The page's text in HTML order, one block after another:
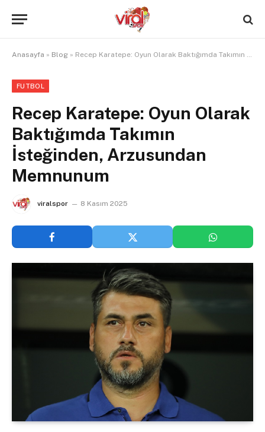
Anasayfa » Blog » Recep Karatepe: Oyun Olarak Baktığımda Takımın İsteğinden, Arzusundan Memnunum
FUTBOL
Recep Karatepe: Oyun Olarak
Baktığımda Takımın
İsteğinden, Arzusundan
Memnunum
viralspor 8 Kasım 2025